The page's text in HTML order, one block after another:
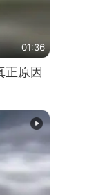
01:36
正原因